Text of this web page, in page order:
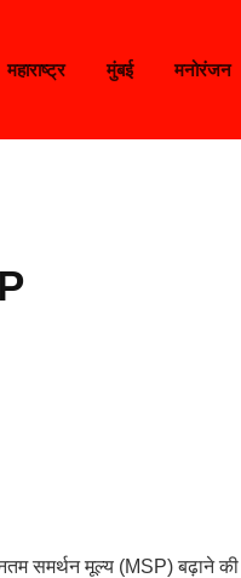
महाराष्ट्र मुंबई मनोरंजन
समर्थन मूल्य (MSP) बढ़ाने की